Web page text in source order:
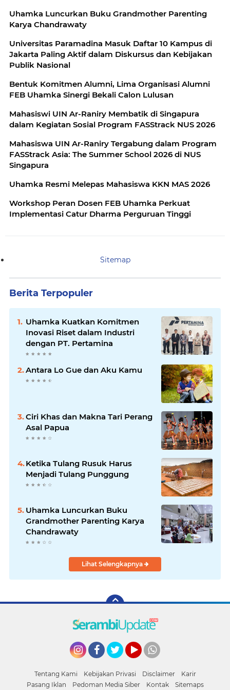
Uhamka Luncurkan Buku Grandmother Parenting
Karya Chandrawaty
Universitas Paramadina Masuk Daftar 10 Kampus di
Jakarta Paling Aktif dalam Diskursus dan Kebijakan
Publik Nasional
Bentuk Komitmen Alumni, Lima Organisasi Alumni
FEB Uhamka Sinergi Bekali Calon Lulusan
Mahasiswi UIN Ar-Raniry Membatik di Singapura
dalam Kegiatan Sosial Program FASStrack NUS 2026
Mahasiswa UIN Ar-Raniry Tergabung dalam Program
FASStrack Asia: The Summer School 2026 di NUS
Singapura
Uhamka Resmi Melepas Mahasiswa KKN MAS 2026
Workshop Peran Dosen FEB Uhamka Perkuat
Implementasi Catur Dharma Perguruan Tinggi
Sitemap
Berita Terpopuler
Uhamka Kuatkan Komitmen
Inovasi Riset dalam Industri
dengan PT. Pertamina
Antara Lo Gue dan Aku Kamu
Ciri Khas dan Makna Tari Perang
Asal Papua
Ketika Tulang Rusuk Harus
Menjadi Tulang Punggung
Uhamka Luncurkan Buku
Grandmother Parenting Karya
Chandrawaty
Lihat Selengkapnya
Tentang Kami Kebijakan Privasi Disclaimer
Karir
Pasang Iklan
Pedoman Media Siber Kontak Sitemaps